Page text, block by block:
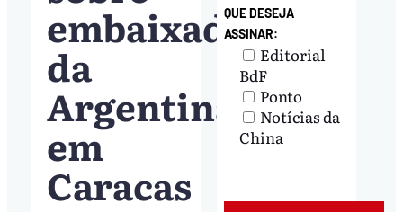
embaixada
da
Argentina
em
Caracas
QUE DESEJA
ASSINAR:
Editorial
BdF
Ponto
Notícias da
China